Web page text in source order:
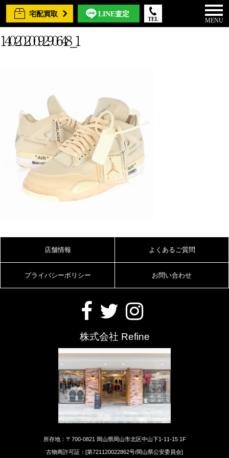
宅配買取 LINE査定
TEL MENU
140-202009290648_1
店舗情報 よくあるご質問
プライバシーポリシー お問い合わせ
株式会社 Refine
所存地：〒700-0821 岡山県岡山市北区中山下1-11-15 1F
古物商許可証：[第721120022862号/岡山県公安委員会]